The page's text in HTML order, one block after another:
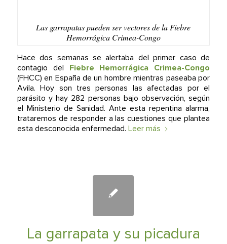
Las garrapatas pueden ser vectores de la Fiebre
Hemorrágica Crimea-Congo
Hace dos semanas se alertaba del primer caso de
contagio del Fiebre Hemorrágica Crimea-Congo
(FHCC) en España de un hombre mientras paseaba por
Avila. Hoy son tres personas las afectadas por el
parásito y hay 282 personas bajo observación, según
el Ministerio de Sanidad. Ante esta repentina alarma,
trataremos de responder a las cuestiones que plantea
esta desconocida enfermedad. Leer más
La garrapata y su picadura